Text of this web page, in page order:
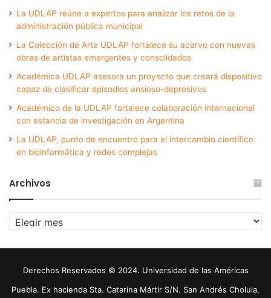
La UDLAP reúne a expertos para analizar los retos de la
administración pública municipal
La Colección de Arte UDLAP fortalece su acervo con nuevas
obras de artistas emergentes y consolidados
Académica UDLAP asesora un proyecto que creará dispositivo
capaz de clasificar episodios ansioso-depresivos
Académico de la UDLAP fortalece colaboración internacional
con estancia de investigación en Argentina
La UDLAP, punto de encuentro para el intercambio científico
en bioinformática y redes complejas
Archivos
Archivos
Derechos Reservados © 2024. Universidad de las Américas
Puebla. Ex hacienda Sta. Catarina Mártir S/N. San Andrés Cholula,